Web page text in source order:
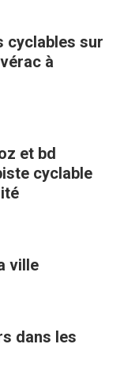
cyclables sur
à
et bd
cyclable
ville
dans les